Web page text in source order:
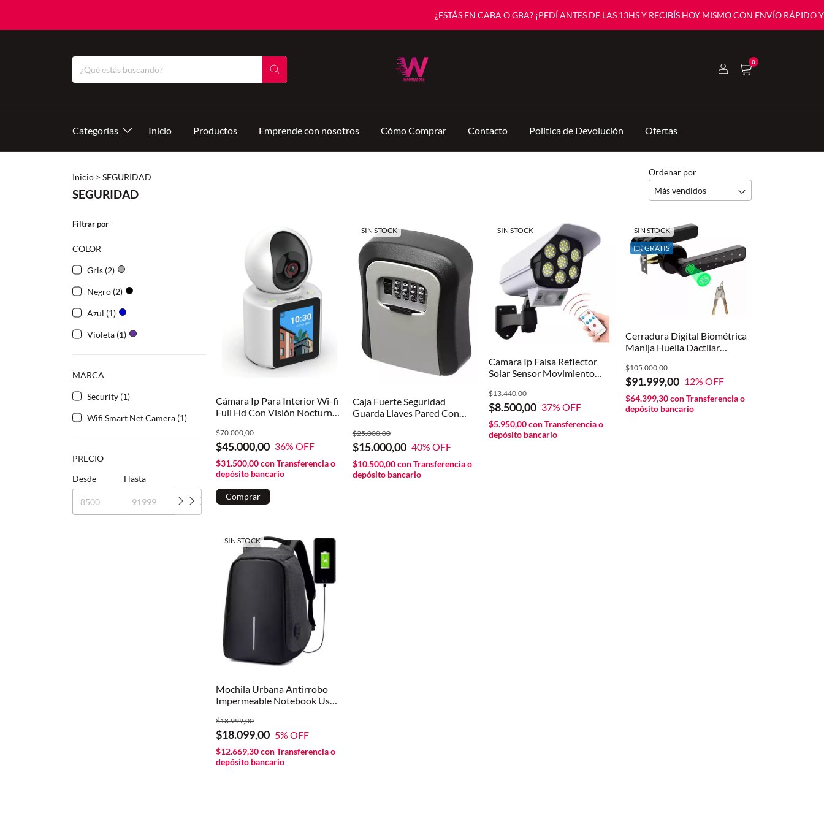
¿ESTÁS EN CABA O GBA? ¡PEDÍ ANTES DE LAS 13HS Y RECIBÍS HOY MISMO CON ENVÍO RÁPIDO Y
0
Categorías Inicio Productos Emprende con nosotros Cómo Comprar Contacto Política de Devolución Ofertas
Inicio > SEGURIDAD
SEGURIDAD
Ordenar por
Filtrar por
COLOR
Gris (2)
Negro (2)
Azul (1)
Violeta (1)
MARCA
Security (1)
Wifi Smart Net Camera (1)
PRECIO
Desde
Hasta
Cámara Ip Para Interior Wi-fi
Full Hd Con Visión Nocturna
$45.000,00
$70.000,00
36% OFF
$31.500,00conTransferencia o
depósito bancario
SIN STOCK
Caja Fuerte Seguridad
Guarda Llaves Pared Con
$15.000,00
$25.000,00
40% OFF
$10.500,00conTransferencia o
depósito bancario
SIN STOCK
Camara Ip Falsa Reflector
Solar Sensor Movimiento
$8.500,00
$13.440,00
37% OFF
$5.950,00conTransferencia o
depósito bancario
SIN STOCK
GRATIS
Cerradura Digital Biométrica
Manija Huella Dactilar
$91.999,00
$105.000,00
12% OFF
$64.399,30con Transferencia o
depósito bancario
SIN STOCK
Mochila Urbana Antirrobo
Impermeable Notebook Usb
$18.099,00
$18.999,00
5% OFF
$12.669,30conTransferencia o
depósito bancario